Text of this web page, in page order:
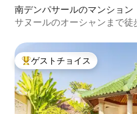
南デンパサールのマンション
サヌールのオーシャンまで
大好評のゲストチョイスです
ゲストチョイス